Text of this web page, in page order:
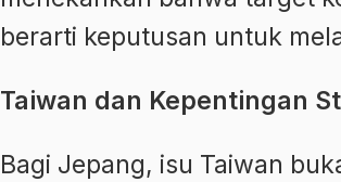
berarti keputusan untuk
Taiwan dan Kepentingan
Bagi Jepang, isu Taiwan